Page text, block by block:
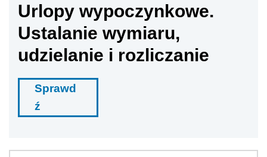
Urlopy wypoczynkowe.
Ustalanie wymiaru,
udzielanie i rozliczanie
Sprawd
ź